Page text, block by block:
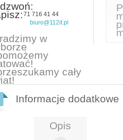
71 716 41 44
biuro@112it.pl
w
cały
Informacje dodatkowe
Opis